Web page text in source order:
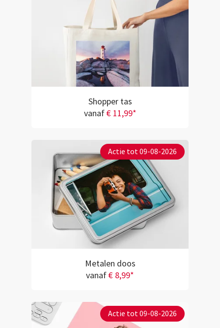
Shopper tas
vanaf€ 11,99*
Actie tot 09-08-2026
Metalen doos
vanaf€ 8,99*
Actie tot 09-08-2026